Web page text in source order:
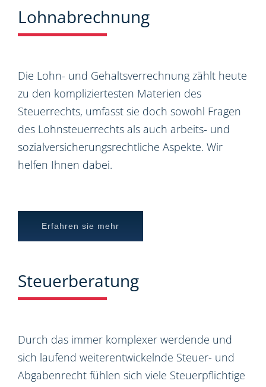
Lohnabrechnung
Die Lohn- und Gehaltsverrechnung zählt heute
zu den kompliziertesten Materien des
Steuerrechts, umfasst sie doch sowohl Fragen
des Lohnsteuerrechts als auch arbeits- und
sozialversicherungsrechtliche Aspekte. Wir
helfen Ihnen dabei.
Erfahren sie mehr
Steuerberatung
Durch das immer komplexer werdende und
sich laufend weiterentwickelnde Steuer- und
Abgabenrecht fühlen sich viele Steuerpflichtige